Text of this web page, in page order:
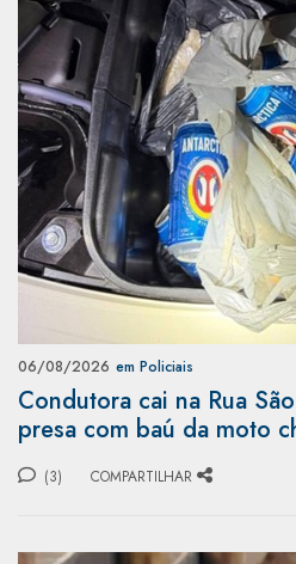
06/08/2026 em Policiais
Condutora cai na Rua
presa com baú da moto
(3) COMPARTILHAR